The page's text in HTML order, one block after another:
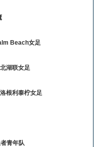
Beach女足
湖联女足
根利泰柠女足
青年队